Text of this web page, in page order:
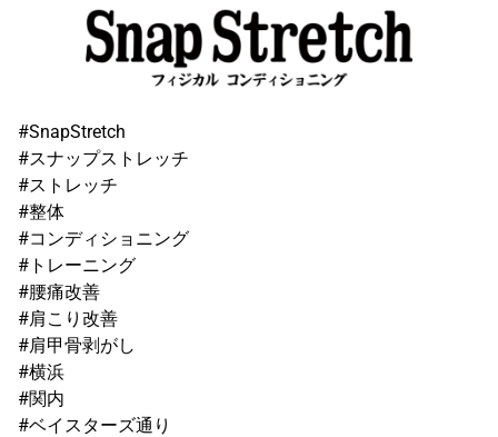
#SnapStretch
#スナップストレッチ
#ストレッチ
#整体
#コンディショニング
#トレーニング
#腰痛改善
#肩こり改善
#肩甲骨剥がし
#横浜
#関内
#ベイスターズ通り